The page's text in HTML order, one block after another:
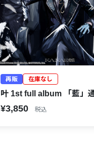
再販 在庫なし
叶 1st full album 「藍」
¥3,850 税込